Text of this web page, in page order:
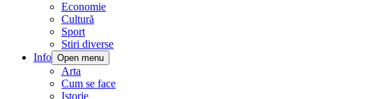
Economie
Cultură
Sport
Stiri diverse
Info Open menu
Arta
Cum se face
Istorie